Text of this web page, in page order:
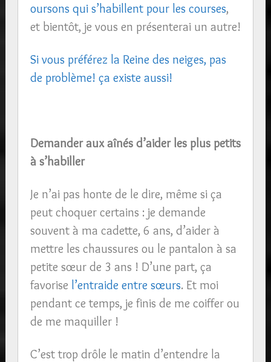
oursons qui s’habillent pour les courses,
et bientôt, je vous en présenterai un autre!
Si vous préférez la Reine des neiges, pas
de problème! ça existe aussi!
Demander aux aînés d’aider les plus petits
à s’habiller
Je n’ai pas honte de le dire, même si ça
peut choquer certains : je demande
souvent à ma cadette, 6 ans, d’aider à
mettre les chaussures ou le pantalon à sa
petite sœur de 3 ans ! D’une part, ça
favorise l’entraide entre sœurs. Et moi
pendant ce temps, je finis de me coiffer ou
de me maquiller !
C’est trop drôle le matin d’entendre la